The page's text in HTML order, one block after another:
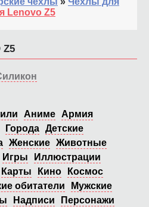
Lenovo Z5
Аниме
Армия
Города Детские
Женские Животные
Игры
Иллюстрации
Карты Кино
Космос
обитатели
Мужские
Надписи
Персонажи